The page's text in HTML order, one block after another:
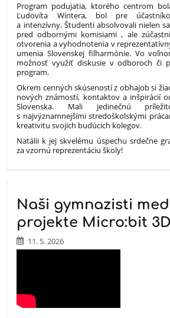
Program podujatia, ktorého centrom
Ľudovíta Wintera, bol pre
a intenzívny. Študenti absolvovali nielen
pred odbornými komisiami , ale
otvorenia a vyhodnotenia v
umenia Slovenskej filharmónie. Vo
možnosť využiť diskusie v odboroch či
program.
Okrem cenných skúseností z obhajob si
nových známostí, kontaktov a inšpirácií
Slovenska. Mali jedinečnú
s najvýznamnejšími stredoškolskými
kreativitu svojich budúcich kolegov.
Natálii k jej skvelému úspechu srdečne
za vzornú reprezentáciu školy!
Naši gymnazisti
projekte Micro:bit
11. 5. 2026